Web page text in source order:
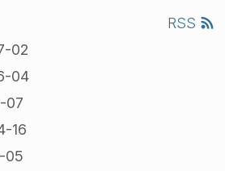
RSS
02
04
07
16
05